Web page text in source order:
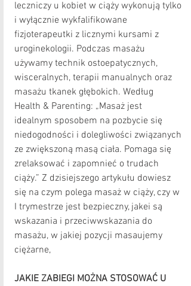
leczniczy u kobiet w ciąży wykonują tylko
i wyłącznie wykfalifikowane
fizjoterapeutki z licznymi kursami z
uroginekologii. Podczas masażu
używamy technik ostoepatycznych,
wisceralnych, terapii manualnych oraz
masażu tkanek głębokich. Według
Health & Parenting: „Masaż jest
idealnym sposobem na pozbycie się
niedogodności i dolegliwości związanych
ze zwiększoną masą ciała. Pomaga się
zrelaksować i zapomnieć o trudach
ciąży.” Z dzisiejszego artykułu dowiesz
się na czym polega masaż w ciąży, czy w
I trymestrze jest bezpieczny, jakei są
wskazania i przeciwwskazania do
masażu, w jakiej pozycji masaujemy
ciężarne,
JAKIE ZABIEGI MOŻNA STOSOWAĆ U